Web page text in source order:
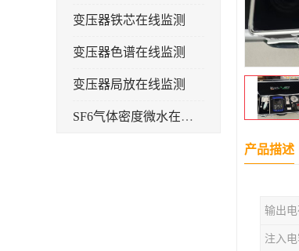
变压器铁芯在线监测
变压器色谱在线监测
变压器局放在线监测
SF6气体密度微水在线监测系统
产品描述
输出
注入电